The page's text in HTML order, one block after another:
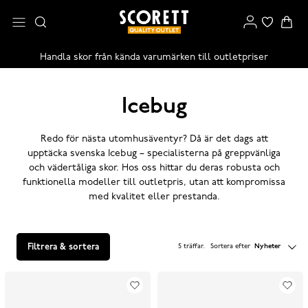
Handla skor från kända varumärken till outletpriser
Icebug
Redo för nästa utomhusäventyr? Då är det dags att
upptäcka svenska Icebug – specialisterna på greppvänliga
och vädertåliga skor. Hos oss hittar du deras robusta och
funktionella modeller till outletpris, utan att kompromissa
med kvalitet eller prestanda.
Filtrera & sortera 5 träffar. Sortera efter Nyheter